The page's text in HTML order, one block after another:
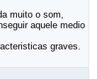
muito o som,
aquele medio
graves.